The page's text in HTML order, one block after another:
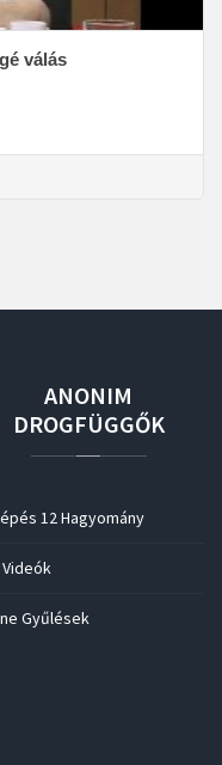
válás
ANONIM
DROGFÜGGŐK
12 Hagyomány
Videók
Gyűlések